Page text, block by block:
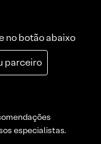
no botão abaixo
parceiro
especialistas.